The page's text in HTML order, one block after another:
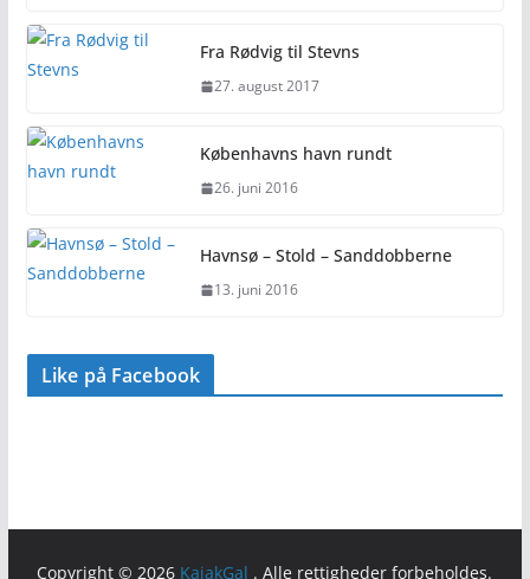
Fra Rødvig til Stevns
27. august 2017
Københavns havn rundt
26. juni 2016
Havnsø – Stold – Sanddobberne
13. juni 2016
Like på Facebook
Copyright © 2026 KajakGal . Alle rettigheder forbeholdes.